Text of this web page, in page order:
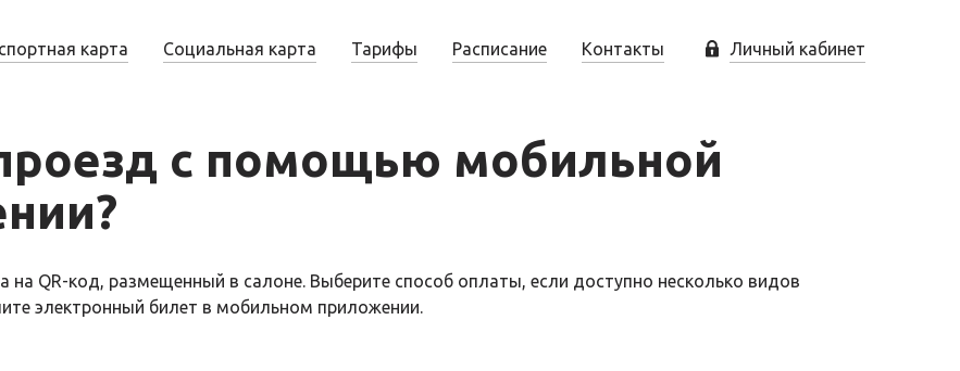
карта Социальная карта Тарифы Расписание Контакты Личный кабинет
с помощью мобильной
на QR-код, размещенный в салоне. Выберите способ оплаты, если доступно несколько видов
электронный билет в мобильном приложении.